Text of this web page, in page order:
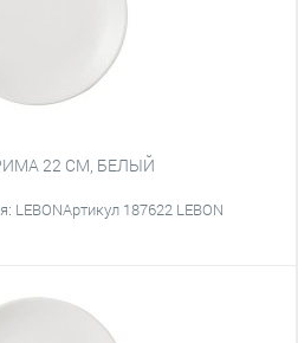
22 CM, БЕЛЫЙ
LEBONАртикул 187622 LEBON